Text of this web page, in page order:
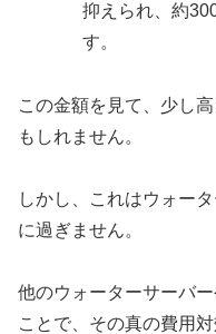
抑えられ、約
す。
この金額を見て、少し
もしれません。
しかし、これはウォー
に過ぎません。
他のウォーターサーバ
ことで、その真の費用